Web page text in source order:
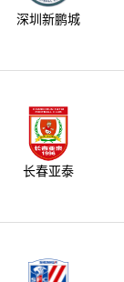
深圳新鹏城
长春亚泰